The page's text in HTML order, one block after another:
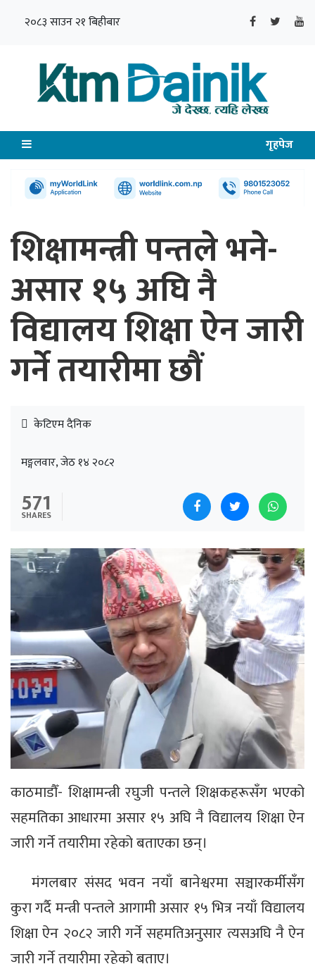
२०८३ साउन २१ बिहीबार
गृहपेज
शिक्षामन्त्री पन्तले भने-
असार १५ अघि नै
विद्यालय शिक्षा ऐन जारी
गर्ने तयारीमा छौं
केटिएम दैनिक
मङ्गलवार, जेठ १४ २०८२
571
SHARES
काठमाडौँ- शिक्षामन्त्री रघुजी पन्तले शिक्षकहरूसँग भएको
सहमतिका आधारमा असार १५ अघि नै विद्यालय शिक्षा ऐन
जारी गर्ने तयारीमा रहेको बताएका छन्।
मंगलबार संसद भवन नयाँ बानेश्वरमा सञ्चारकर्मीसँग
कुरा गर्दै मन्त्री पन्तले आगामी असार १५ भित्र नयाँ विद्यालय
शिक्षा ऐन २०८२ जारी गर्ने सहमतिअनुसार त्यसअघि नै ऐन
जारी गर्ने तयारीमा रहेको बताए।